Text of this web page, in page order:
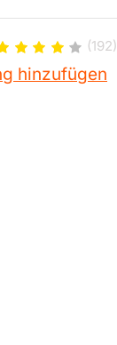
(192)
hinzufügen